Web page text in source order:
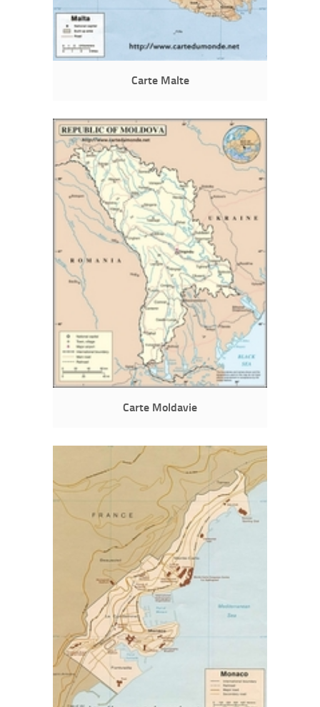
Carte Malte
Carte Moldavie